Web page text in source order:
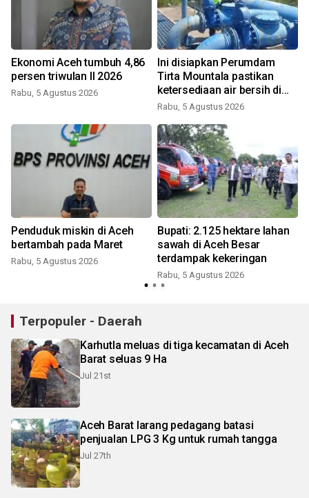
Ekonomi Aceh tumbuh 4,86
persen triwulan II 2026
Rabu, 5 Agustus 2026
Ini disiapkan Perumdam
Tirta Mountala pastikan
ketersediaan air bersih di
Aceh Besar
Rabu, 5 Agustus 2026
Penduduk miskin di Aceh
bertambah pada Maret
Rabu, 5 Agustus 2026
Bupati: 2.125 hektare lahan
sawah di Aceh Besar
terdampak kekeringan
Rabu, 5 Agustus 2026
Terpopuler - Daerah
Karhutla meluas di tiga kecamatan di Aceh
Barat seluas 9 Ha
Jul 21st
Aceh Barat larang pedagang batasi
penjualan LPG 3 Kg untuk rumah tangga
Jul 27th